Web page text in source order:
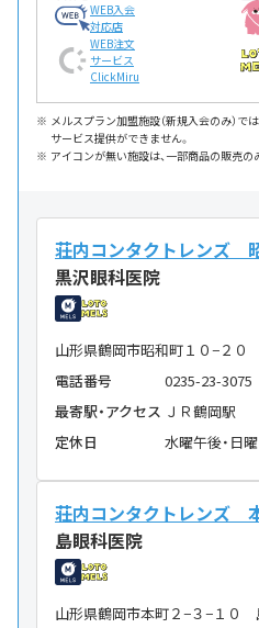
WEB入会
対応店
WEB注文
サービス
ClickMiru
メルスプラン加盟施設（新規入会のみ）で
サービス提供ができません。
アイコンが無い施設は、一部商品の販売の
荘内コンタクトレンズ
黒沢眼科医院
山形県鶴岡市昭和町１０−２
電話番号
0235-23-3075
最寄駅・アクセス ＪＲ鶴岡駅
定休日
水曜午後・日曜
荘内コンタクトレンズ
島眼科医院
山形県鶴岡市本町２−３−１０